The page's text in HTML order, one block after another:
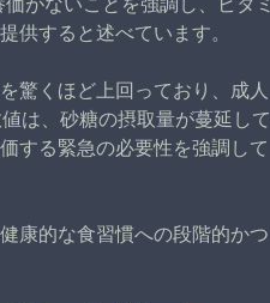
供すると述べています。
驚くほど上回っており、成人
値は、砂糖の摂取量が蔓延して
する緊急の必要性を強調して
康的な食習慣への段階的かつ